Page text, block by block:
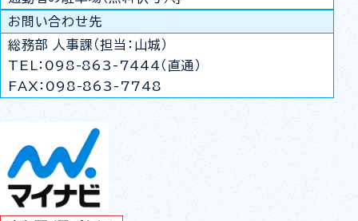
お問い合わせ先
総務部 人事課（担当：山城）
TEL：098-863-7444（直通）
FAX：098-863-7748